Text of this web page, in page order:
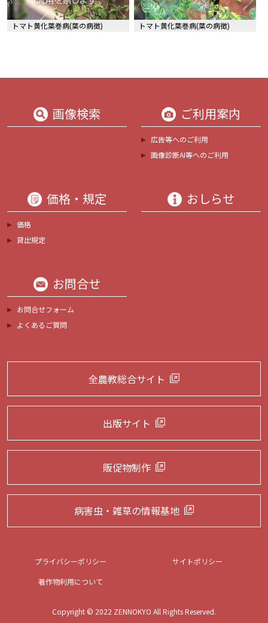
トマト黄化葉巻病(葉の病徴) トマト黄化葉巻病(葉の病徴)
画像検索 ご利用案内
広告等へのご利用
画像診断AI等へのご利用
価格・規定
価格
貸出規定
おしらせ
お問合せ
お問合せフォーム
よくあるご質問
全農教総合サイト
出版サイト
販促物制作
病害虫・雑草の情報基地
プライバシーポリシー
サイトポリシー
著作物利用について
Copyright © 2022 ZENNOKYO All Rights Reserved.